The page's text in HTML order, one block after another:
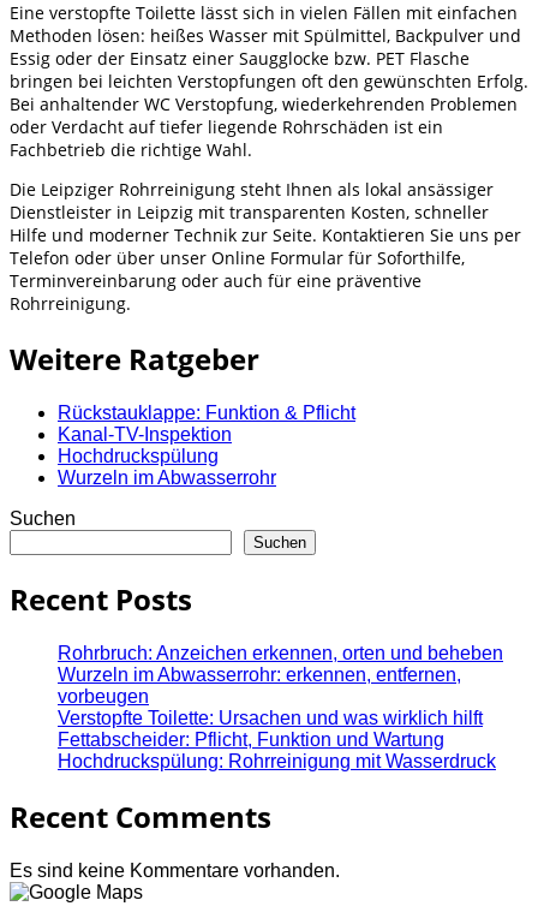
Eine verstopfte Toilette lässt sich in vielen Fällen mit einfachen
Methoden lösen: heißes Wasser mit Spülmittel, Backpulver und
Essig oder der Einsatz einer Saugglocke bzw. PET Flasche
bringen bei leichten Verstopfungen oft den gewünschten Erfolg.
Bei anhaltender WC Verstopfung, wiederkehrenden Problemen
oder Verdacht auf tiefer liegende Rohrschäden ist ein
Fachbetrieb die richtige Wahl.
Die Leipziger Rohrreinigung steht Ihnen als lokal ansässiger
Dienstleister in Leipzig mit transparenten Kosten, schneller
Hilfe und moderner Technik zur Seite. Kontaktieren Sie uns per
Telefon oder über unser Online Formular für Soforthilfe,
Terminvereinbarung oder auch für eine präventive
Rohrreinigung.
Weitere Ratgeber
Rückstauklappe: Funktion & Pflicht
Kanal-TV-Inspektion
Hochdruckspülung
Wurzeln im Abwasserrohr
Suchen
Suchen
Recent Posts
Rohrbruch: Anzeichen erkennen, orten und beheben
Wurzeln im Abwasserrohr: erkennen, entfernen,
vorbeugen
Verstopfte Toilette: Ursachen und was wirklich hilft
Fettabscheider: Pflicht, Funktion und Wartung
Hochdruckspülung: Rohrreinigung mit Wasserdruck
Recent Comments
Es sind keine Kommentare vorhanden.